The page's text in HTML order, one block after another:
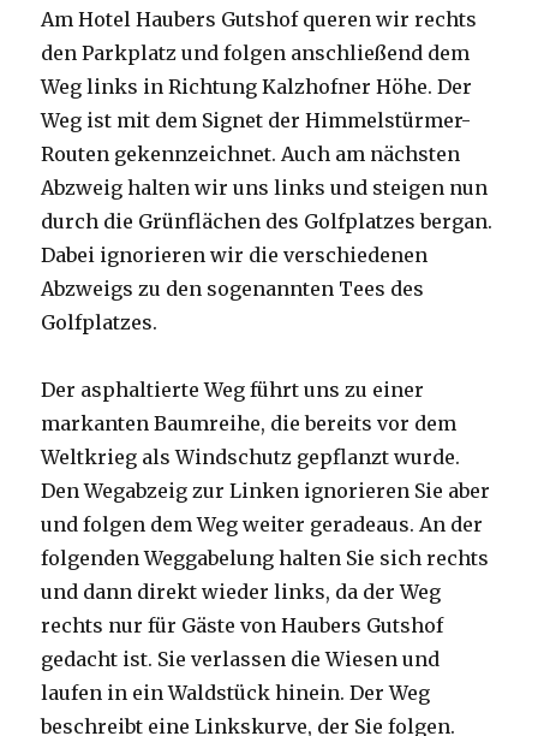
Am Hotel Haubers Gutshof queren wir rechts
den Parkplatz und folgen anschließend dem
Weg links in Richtung Kalzhofner Höhe. Der
Weg ist mit dem Signet der Himmelstürmer-
Routen gekennzeichnet. Auch am nächsten
Abzweig halten wir uns links und steigen nun
durch die Grünflächen des Golfplatzes bergan.
Dabei ignorieren wir die verschiedenen
Abzweigs zu den sogenannten Tees des
Golfplatzes.
Der asphaltierte Weg führt uns zu einer
markanten Baumreihe, die bereits vor dem
Weltkrieg als Windschutz gepflanzt wurde.
Den Wegabzeig zur Linken ignorieren Sie aber
und folgen dem Weg weiter geradeaus. An der
folgenden Weggabelung halten Sie sich rechts
und dann direkt wieder links, da der Weg
rechts nur für Gäste von Haubers Gutshof
gedacht ist. Sie verlassen die Wiesen und
laufen in ein Waldstück hinein. Der Weg
beschreibt eine Linkskurve, der Sie folgen.